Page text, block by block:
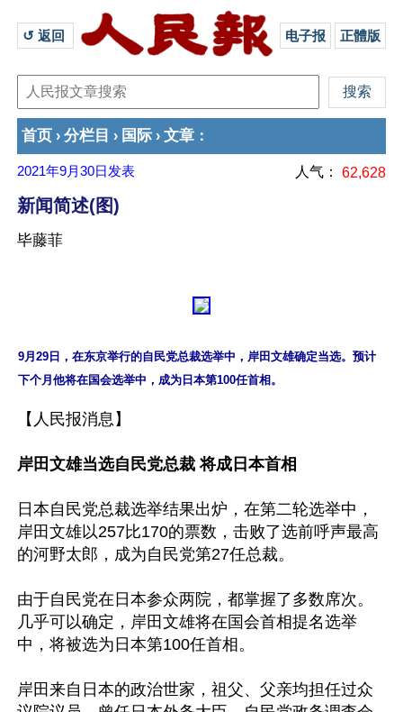
↺ 返回 电子报 正體版
首页 › 分栏目 › 国际 › 文章 ：
2021年9月30日 发表 人气： 62,628
新闻简述(图)
毕藤菲
9月29日，在东京举行的自民党总裁选举中，岸田文雄确定当选。预计
【人民报消息】
岸田文雄当选自民党总裁 将成日本首相
日本自民党总裁选举结果出炉，在第二轮选举中，
岸田文雄以257比170的票数，击败了选前呼声最高
的河野太郎，成为自民党第27任总裁。
由于自民党在日本参众两院，都掌握了多数席次。
几乎可以确定，岸田文雄将在国会首相提名选举
中，将被选为日本第100任首相。
岸田来自日本的政治世家，祖父、父亲均担任过众